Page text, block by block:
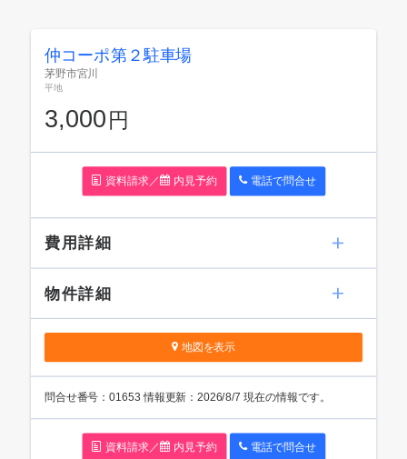
仲コーポ第２駐車場
茅野市宮川
平地
3,000円
資料請求／ 内見予約 電話で問合せ
費用詳細
物件詳細
地図を表示
問合せ番号：01653 情報更新：2026/8/7 現在の情報です。
資料請求／ 内見予約 電話で問合せ